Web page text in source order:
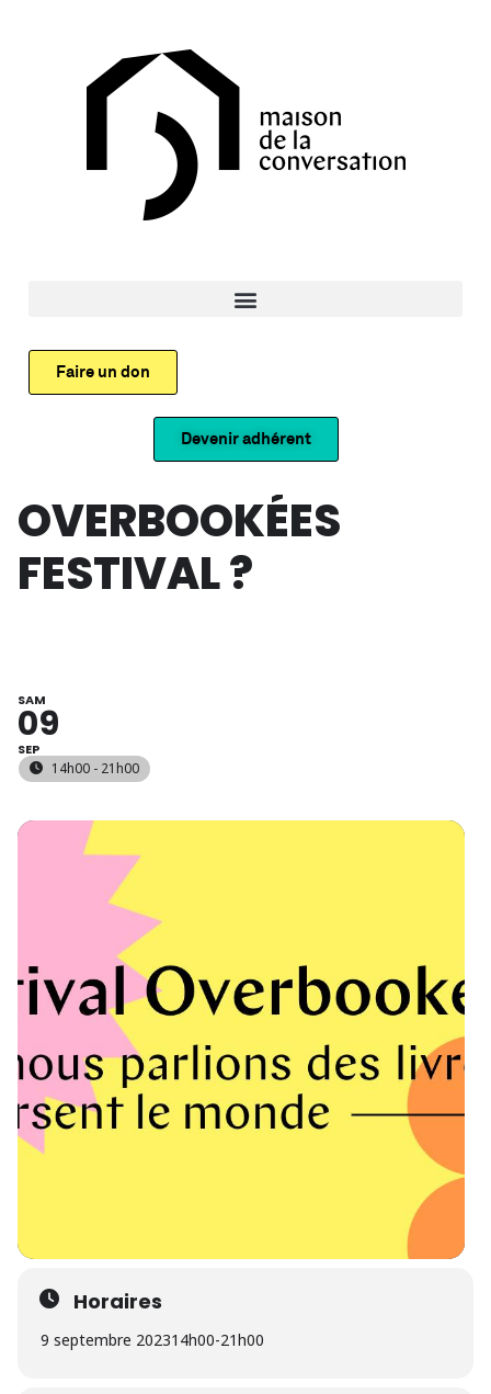
Faire un don
Devenir adhérent
OVERBOOKÉES
FESTIVAL ?
SAM
09
SEP
14h00 - 21h00
Horaires
9 septembre 202314h00-21h00